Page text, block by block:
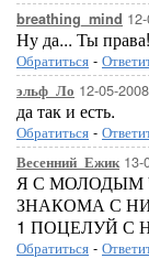
breathing_mind
Ну да... Ты
Обратиться -
эльф_Ло 12-05-
да так и есть.
Обратиться -
Весенний_Ежик13-
Я С МОЛОДЫМ
ЗНАКОМА С
1 ПОЦЕЛУЙ С
Обратиться -